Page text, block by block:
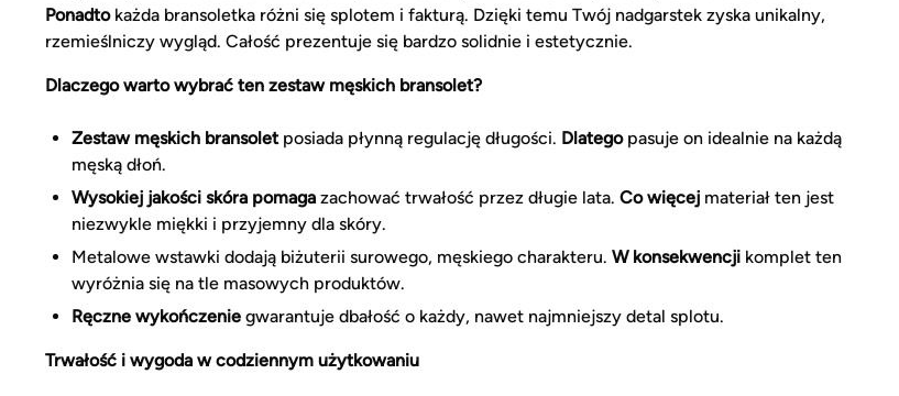
Ponadtokażda bransoletka różni się splotem i fakturą. Dzięki temu Twój nadgarstek zyska unikalny,
rzemieślniczy wygląd. Całość prezentuje się bardzo solidnie i estetycznie.
Dlaczego warto wybrać ten zestaw męskich bransolet?
Zestaw męskich bransoletposiada płynną regulację długości. Dlategopasuje on idealnie na każdą
męską dłoń.
Wysokiej jakości skóra pomaga zachować trwałość przez długie lata. Co więcej materiał ten jest
niezwykle miękki i przyjemny dla skóry.
Metalowe wstawki dodają biżuterii surowego, męskiego charakteru. W konsekwencji komplet ten
wyróżnia się na tle masowych produktów.
Ręczne wykończenie gwarantuje dbałość o każdy, nawet najmniejszy detal splotu.
Trwałość i wygoda w codziennym użytkowaniu